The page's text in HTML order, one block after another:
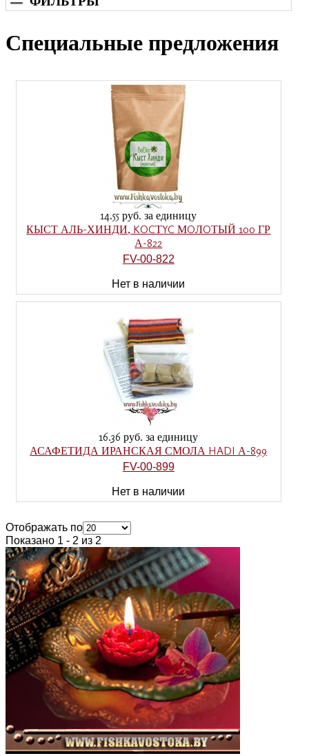
Специальные предложения
14.55 руб. за единицу
КЫСТ АЛЬ-ХИНДИ, KOCТYC МOЛOТЫЙ 100 ГР
А-822
FV-00-822
Нет в наличии
16.36 руб. за единицу
АСАФЕТИДА ИРАНСКАЯ СМОЛА HADI А-899
FV-00-899
Нет в наличии
Отображать по
Показано 1 - 2 из 2